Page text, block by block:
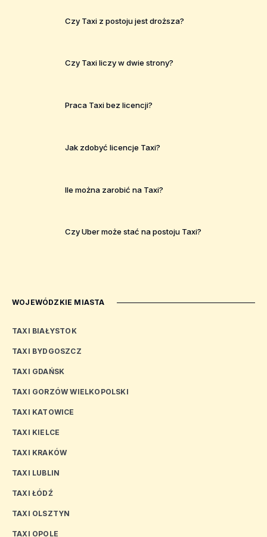
Czy Taxi z postoju jest droższa?
Czy Taxi liczy w dwie strony?
Praca Taxi bez licencji?
Jak zdobyć licencje Taxi?
Ile można zarobić na Taxi?
Czy Uber może stać na postoju Taxi?
WOJEWÓDZKIE MIASTA
TAXI BIAŁYSTOK
TAXI BYDGOSZCZ
TAXI GDAŃSK
TAXI GORZÓW WIELKOPOLSKI
TAXI KATOWICE
TAXI KIELCE
TAXI KRAKÓW
TAXI LUBLIN
TAXI ŁÓDŹ
TAXI OLSZTYN
TAXI OPOLE